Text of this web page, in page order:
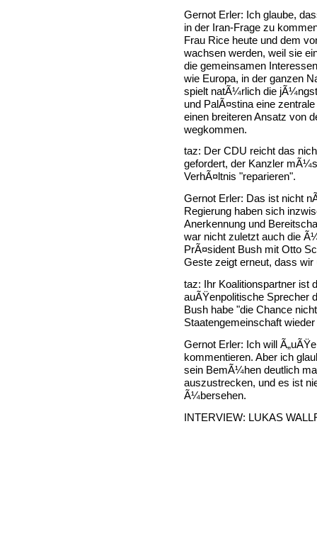
Gernot Erler: Ich glaube,
in der Iran-Frage zu
Frau Rice heute und dem
wachsen werden, weil sie
die gemeinsamen
wie Europa, in der ganzen
spielt natÃ¼rlich die
und PalÃ¤stina eine
einen breiteren Ansatz von
wegkommen.
taz: Der CDU reicht das
gefordert, der Kanzler
VerhÃ¤ltnis "reparieren".
Gernot Erler: Das ist nicht
Regierung haben sich
Anerkennung und
war nicht zuletzt auch die
PrÃ¤sident Bush mit Otto
Geste zeigt erneut, dass
taz: Ihr Koalitionspartner ist
auÃŸenpolitische Sprecher
Bush habe "die Chance
Staatengemeinschaft
Gernot Erler: Ich will
kommentieren. Aber ich
sein BemÃ¼hen deutlich
auszustrecken, und es ist
Ã¼bersehen.
INTERVIEW: LUKAS